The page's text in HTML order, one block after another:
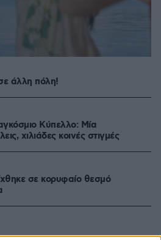
άλλη πόλη!
Kύπελλο: Μία
χιλιάδες κοινές στιγμές
σε κορυφαίο θεσμό